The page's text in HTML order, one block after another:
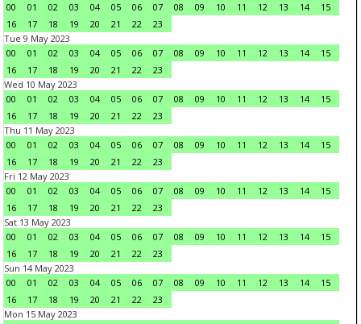
00
01 02 03 04 05 06 07 08 09 10 11 12 13 14
15
16
17 18 19 20 21 22
23
Tue 9 May 2023
00
01 02 03 04 05 06 07 08 09 10 11 12 13 14
15
16
17 18 19 20 21 22
23
Wed 10 May 2023
00
01 02 03 04 05 06 07 08 09 10 11 12 13 14
15
16
17 18 19 20 21 22
23
Thu 11 May 2023
00
01 02 03 04 05 06 07 08 09 10 11 12 13 14
15
16
17 18 19 20 21 22
23
Fri 12 May 2023
00
01 02 03 04 05 06 07 08 09 10 11 12 13 14
15
16
17 18 19 20 21 22
23
Sat 13 May 2023
00
01 02 03 04 05 06 07 08 09 10 11 12 13 14
15
16
17 18 19 20 21 22
23
Sun 14 May 2023
00
01 02 03 04 05 06 07 08 09 10 11 12 13 14
15
16
17 18 19 20 21 22
23
Mon 15 May 2023